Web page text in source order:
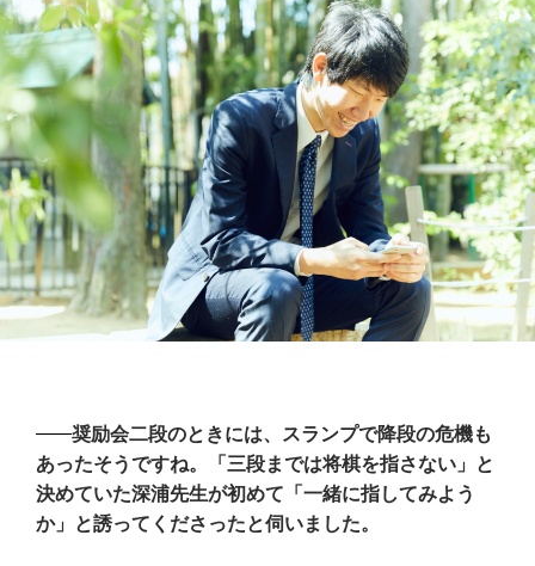
奨励会二段のときには、スランプで降段の危機も
あったそうですね。「三段までは将棋を指さない」と
決めていた深浦先生が初めて「一緒に指してみよう
か」と誘ってくださったと伺いました。